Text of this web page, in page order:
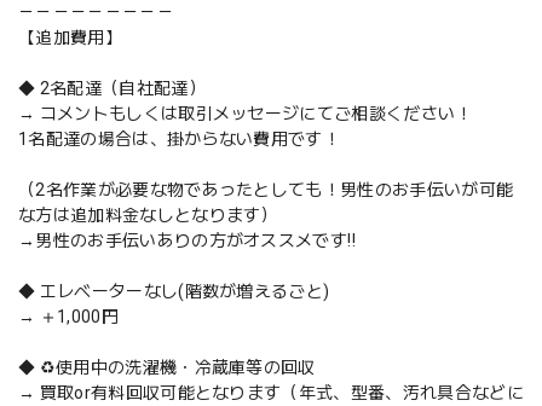
－－－－－－－－－
【追加費用】
◆ 2名配達（自社配達）
→ コメントもしくは取引メッセージにてご相談ください！
1名配達の場合は、掛からない費用です！
（2名作業が必要な物であったとしても！男性のお手伝いが可能
な方は追加料金なしとなります）
→男性のお手伝いありの方がオススメです‼️
◆ エレベーターなし(階数が増えるごと)
→ ＋1,000円
◆ ♻️使用中の洗濯機・冷蔵庫等の回収
→ 買取or有料回収可能となります（年式、型番、汚れ具合などに